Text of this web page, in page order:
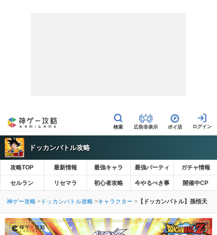
広告非表示 ポイ活
ドッカンバトル攻略
攻略TOP 最新情報 最強キャラ 最強パーティ ガチャ情報
セルラン リセマラ 初心者攻略 今やるべき事 開催中CP
神ゲー攻略 ドッカンバトル攻略 キャラクター 【ドッカンバトル】孫悟天